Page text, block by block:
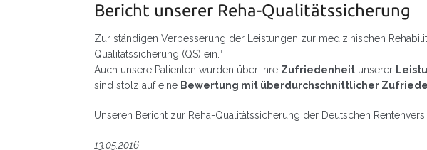
Bericht unserer Reha-Qualitätssicherung
Zur ständigen Verbesserung der Leistungen zur medizinischen
Qualitätssicherung (QS) ein.¹
Auch unsere Patienten wurden über Ihre Zufriedenheit unserer
sind stolz auf eine Bewertung mit überdurchschnittlicher
Unseren Bericht zur Reha-Qualitätssicherung der Deutschen
13.05.2016